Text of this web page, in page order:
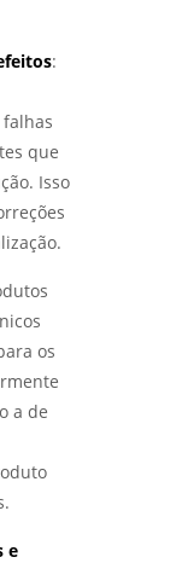
:
que
Isso
os
a de
e